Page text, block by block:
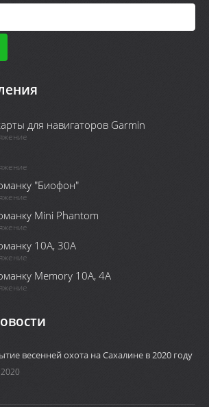
для навигаторов Garmin
"Биофон"
Mini Phantom
10А, 30А
Memory 10A, 4А
весенней охота на Сахалине в 2020 году